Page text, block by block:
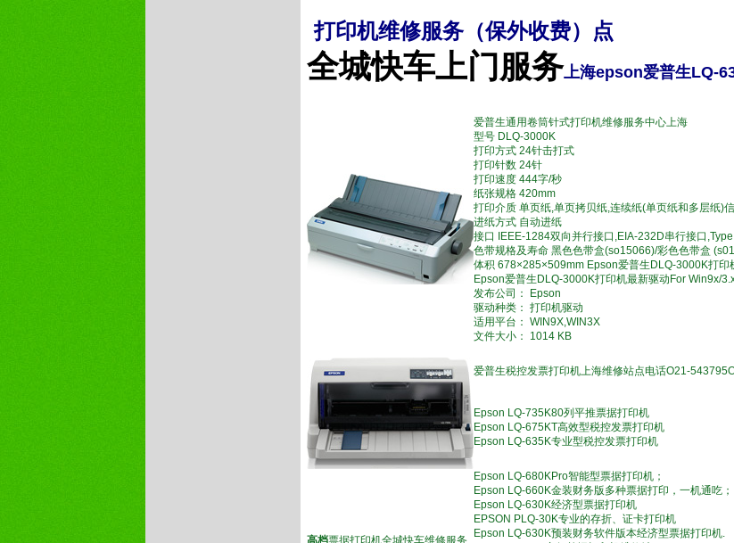
打印机维修服务（保外收费）点
全城快车上门服务上海epson爱普生LQ-
爱普生通用卷筒针式打印机维修服务中心上海
型号 DLQ-3000K
打印方式 24针击打式
打印针数 24针
打印速度 444字/秒
纸张规格 420mm
打印介质 单页纸,单页拷贝纸,连续纸(单页纸和多层纸)
进纸方式 自动进纸
接口 IEEE-1284双向并行接口,EIA-232D串行接口
色带规格及寿命 黑色色带盒(so15066)/彩色色带盒
体积 678×285×509mm Epson爱普生DLQ-3000K打印
Epson爱普生DLQ-3000K打印机最新驱动For Win9x/
发布公司： Epson
驱动种类： 打印机驱动
适用平台： WIN9X,WIN3X
文件大小： 1014 KB
爱普生税控发票打印机上海维修站点电话O21-
Epson LQ-735K80列平推票据打印机
Epson LQ-675KT高效型税控发票打印机
Epson LQ-635K专业型税控发票打印机
高档票据打印机全城快车维修服务
Epson LQ-680KPro智能型票据打印机；
Epson LQ-660K金装财务版多种票据打印，一机通吃；
Epson LQ-630K经济型票据打印机
EPSON PLQ-30K专业的存折、证卡打印机
Epson LQ-630K预装财务软件版本经济型票据打印机.